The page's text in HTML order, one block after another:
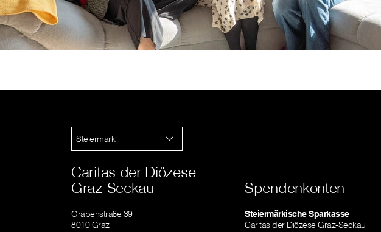
Steiermark
Caritas der Diözese
Graz-Seckau
Grabenstraße 39
8010 Graz
Spendenkonten
Steiermärkische Sparkasse
Caritas der Diözese Graz-Seckau